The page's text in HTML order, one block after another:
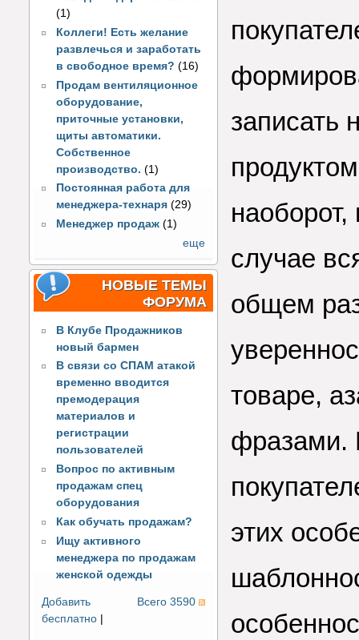
(1)
Коллеги! Есть желание
развлечься и заработать
в свободное время? (16)
Продам вентиляционное
оборудование,
приточные установки,
щиты автоматики.
Собственное
производство. (1)
Постоянная работа для
менеджера-технаря (29)
Менеджер продаж (1)
еще
НОВЫЕ ТЕМЫ
ФОРУМА
В Клубе Продажников
новый бармен
В связи со СПАМ атакой
временно вводится
премодерация
материалов и
регистрации
пользователей
Вопрос по активным
продажам спец
оборудования
Как обучать продажам?
Ищу активного
менеджера по продажам
женской одежды
Всего 3590
Добавить
бесплатно |
записать
случае
общем
товаре,
фразами.
этих